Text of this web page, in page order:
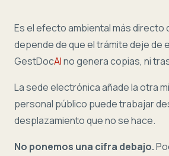
Es el efecto ambiental más directo
depende de que el trámite deje de
GestDocAIno genera copias, ni
La sede electrónica añade la otra
personal público puede trabajar
desplazamiento que no se hace.
No ponemos una cifra debajo.